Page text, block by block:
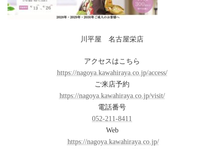
川平屋 名古屋栄店
アクセスはこちら
https://nagoya.kawahiraya.co.jp/access/
ご来店予約
https://nagoya.kawahiraya.co.jp/visit/
電話番号
052-211-8411
Web
https://nagoya.kawahiraya.co.jp/